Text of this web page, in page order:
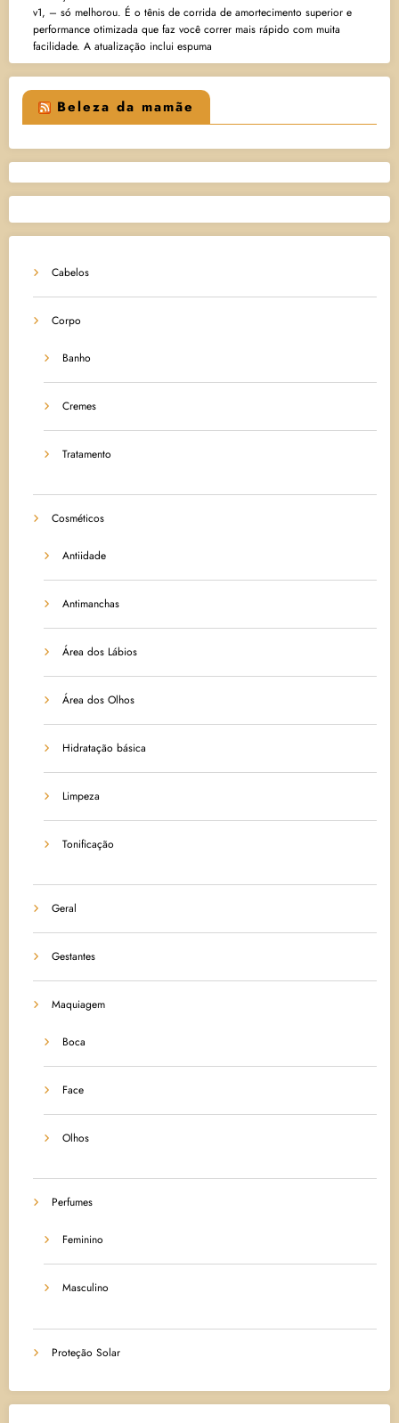
v1, – só melhorou. É o tênis de corrida de amortecimento superior e
performance otimizada que faz você correr mais rápido com muita
facilidade. A atualização inclui espuma
Beleza da mamãe
Cabelos
Corpo
Banho
Cremes
Tratamento
Cosméticos
Antiidade
Antimanchas
Área dos Lábios
Área dos Olhos
Hidratação básica
Limpeza
Tonificação
Geral
Gestantes
Maquiagem
Boca
Face
Olhos
Perfumes
Feminino
Masculino
Proteção Solar